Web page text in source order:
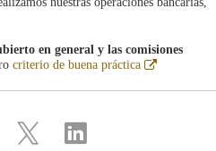
en general y las comisiones
criterio de buena práctica
Abre
ventana
Compartir
en
Compartir
en